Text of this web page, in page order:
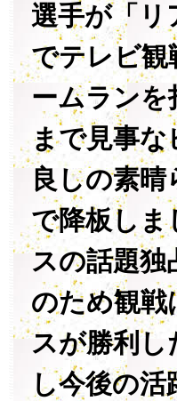
選手が「リ
でテレビ観
ームランを
まで見事
良しの素
で降板しま
スの話題独
のため観戦
スが勝利し
し今後の